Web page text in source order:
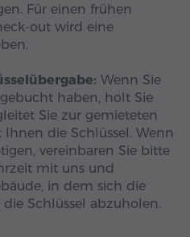
Für einen frühen
out wird eine
Wenn Sie
haben, holt Sie
Sie zur gemieteten
die Schlüssel. Wenn
vereinbaren Sie bitte
mit uns und
in dem sich die
Schlüssel abzuholen.